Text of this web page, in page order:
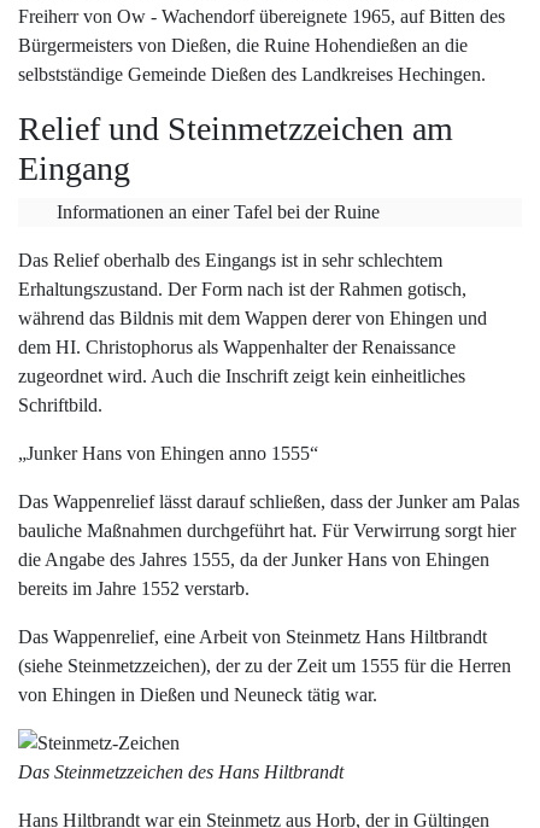
Freiherr von Ow - Wachendorf übereignete 1965, auf Bitten des
Bürgermeisters von Dießen, die Ruine Hohendießen an die
selbstständige Gemeinde Dießen des Landkreises Hechingen.
Relief und Steinmetzzeichen am
Eingang
Informationen an einer Tafel bei der Ruine
Das Relief oberhalb des Eingangs ist in sehr schlechtem
Erhaltungszustand. Der Form nach ist der Rahmen gotisch,
während das Bildnis mit dem Wappen derer von Ehingen und
dem HI. Christophorus als Wappenhalter der Renaissance
zugeordnet wird. Auch die Inschrift zeigt kein einheitliches
Schriftbild.
„Junker Hans von Ehingen anno 1555“
Das Wappenrelief lässt darauf schließen, dass der Junker am Palas
bauliche Maßnahmen durchgeführt hat. Für Verwirrung sorgt hier
die Angabe des Jahres 1555, da der Junker Hans von Ehingen
bereits im Jahre 1552 verstarb.
Das Wappenrelief, eine Arbeit von Steinmetz Hans Hiltbrandt
(siehe Steinmetzzeichen), der zu der Zeit um 1555 für die Herren
von Ehingen in Dießen und Neuneck tätig war.
Das Steinmetzzeichen des Hans Hiltbrandt
Hans Hiltbrandt war ein Steinmetz aus Horb, der in Gültingen